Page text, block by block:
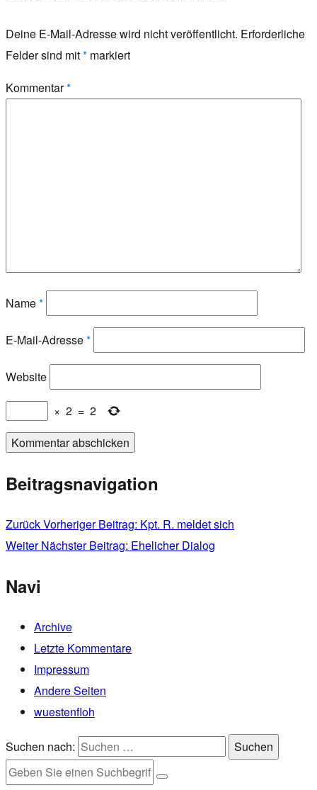
Deine E-Mail-Adresse wird nicht veröffentlicht. Erforderliche
Felder sind mit* markiert
Kommentar*
Name*
E-Mail-Adresse*
Website
× 2 = 2
Beitragsnavigation
ZurückVorheriger Beitrag: Kpt. R. meldet sich
Weiter Nächster Beitrag: Ehelicher Dialog
Navi
Archive
Letzte Kommentare
Impressum
Andere Seiten
wuestenfloh
Suchen nach: Suchen